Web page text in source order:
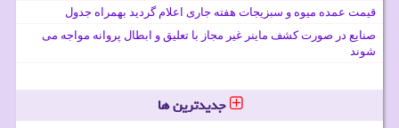
قیمت عمده میوه و سبزیجات هفته جاری اعلام گردید بهمراه جدول
صنایع در صورت کشف ماینر غیر مجاز با تعلیق و ابطال پروانه مواجه می
شوند
جدیدترین ها